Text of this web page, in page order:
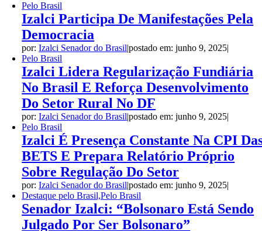
Pelo Brasil
Izalci Participa De Manifestações Pela
Democracia
por:Izalci Senador do Brasil|postado em: junho 9, 2025|
Pelo Brasil
Izalci Lidera Regularização Fundiária
No Brasil E Reforça Desenvolvimento
Do Setor Rural No DF
por:Izalci Senador do Brasil|postado em: junho 9, 2025|
Pelo Brasil
Izalci É Presença Constante Na CPI
BETS E Prepara Relatório Próprio
Sobre Regulação Do Setor
por:Izalci Senador do Brasil|postado em: junho 9, 2025|
Destaque pelo Brasil,Pelo Brasil
Senador Izalci: “Bolsonaro Está Sendo
Julgado Por Ser Bolsonaro”